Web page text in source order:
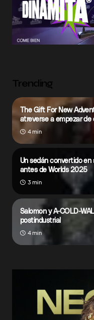
Trending
The Gift For New
atreverse a empezar de
4 min
Un sedán convertido en
antes de Worlds 2025
3 min
Salomon y A-COLD-
postindustrial
4 min